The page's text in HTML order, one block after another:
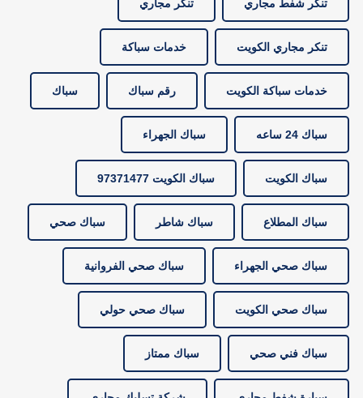
تنكر شفط مجاري تنكر مجاري
تنكر مجاري الكويت خدمات سباكة
خدمات سباكة الكويت رقم سباك سباك
سباك 24 ساعه سباك الجهراء
سباك الكويت سباك الكويت 97371477
سباك المطلاع سباك شاطر سباك صحي
سباك صحي الجهراء سباك صحي الفروانية
سباك صحي الكويت سباك صحي حولي
سباك فني صحي سباك ممتاز